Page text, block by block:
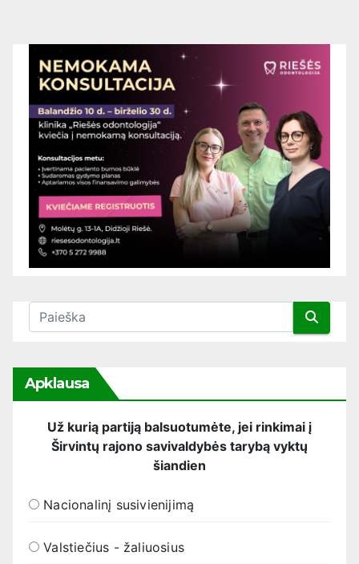
Apklausa
Už kurią partiją balsuotumėte, jei rinkimai į
Širvintų rajono savivaldybės tarybą vyktų
šiandien
Nacionalinį susivienijimą
Valstiečius - žaliuosius